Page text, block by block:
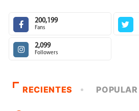
200,199
Fans
2,099
Followers
RECIENTES POPULAR